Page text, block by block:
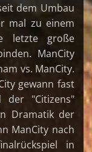
dem Umbau
mal zu einem
letzte große
ManCity
vs. ManCity.
gewann fast
der "Citizens"
Dramatik der
ManCity nach
in